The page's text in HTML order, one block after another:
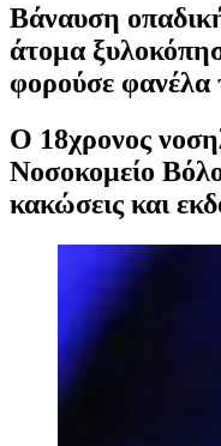
Βάναυση
άτομα
φορούσε
Ο 18χρονος
Νοσοκομείο
κακώσεις και